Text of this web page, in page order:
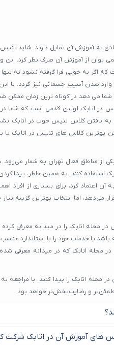
به آموزش آن تمایل دارند. شاید تنیس
توان از آموزش آن صرف نظر کرد. این
اگر به خوبی فرا گرفته نشود نه
شدن آسیب جسمانی نیز گردد. با
می دهد در کوتاه ترین زمان ممکن
در اتابک اولین قدمی است که شما
یافتن کلاس تنیس خوب در اتابک
بهترین کلاس های تنیس در اتابک با
از مناطق فعال تهران به شمار می‌رود.
استفاده کنند. به همین خاطر، پیدا
کرد، برای بسیاری از افراد
می‌دهد، اما انتخاب بهترین گزینه نیاز
محله اتابک را در میدانه معرفی کرده
یا خدمات خود را با استاندارد مناسب
محله اتابک که در میدانه معرفی
محله اتابک را پیدا کنید. با مراجعه
و رضایت‌بخش‌تر خواهد بود.
نسبت هزینه کلاس تنیس در
های آموزش آن در اتابک شرکت